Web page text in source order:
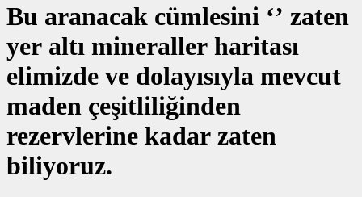
Bu aranacak cümlesini ‘’ zaten
yer altı mineraller haritası
elimizde ve dolayısıyla mevcut
maden çeşitliliğinden
rezervlerine kadar zaten
biliyoruz.